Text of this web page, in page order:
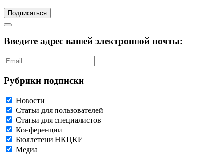
Подписаться
Введите адрес вашей электронной почты:
Рубрики подписки
Новости
Статьи для пользователей
Статьи для специалистов
Конференции
Бюллетени НКЦКИ
Медиа